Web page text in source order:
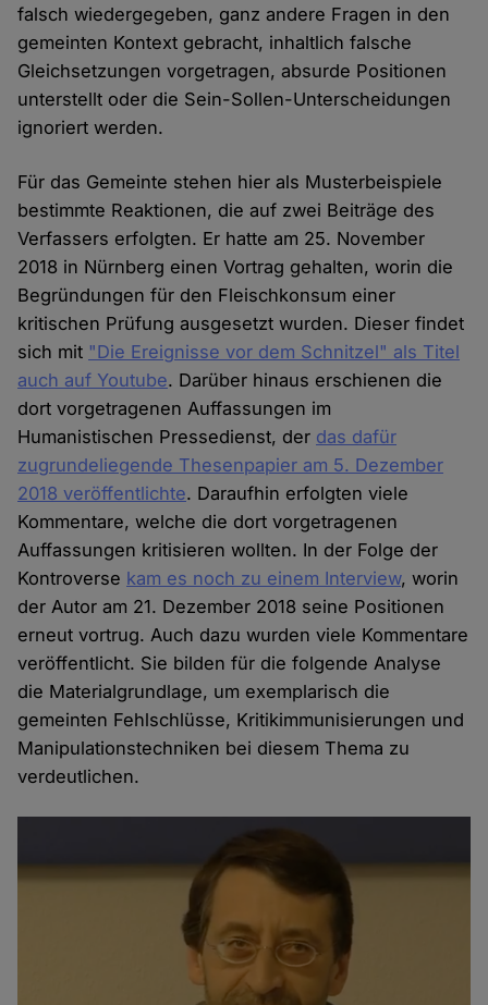
falsch wiedergegeben, ganz andere Fragen in den
gemeinten Kontext gebracht, inhaltlich falsche
Gleichsetzungen vorgetragen, absurde Positionen
unterstellt oder die Sein-Sollen-Unterscheidungen
ignoriert werden.
Für das Gemeinte stehen hier als Musterbeispiele
bestimmte Reaktionen, die auf zwei Beiträge des
Verfassers erfolgten. Er hatte am 25. November
2018 in Nürnberg einen Vortrag gehalten, worin die
Begründungen für den Fleischkonsum einer
kritischen Prüfung ausgesetzt wurden. Dieser findet
sich mit "Die Ereignisse vor dem Schnitzel" als Titel
auch auf Youtube. Darüber hinaus erschienen die
dort vorgetragenen Auffassungen im
Humanistischen Pressedienst, der das dafür
zugrundeliegende Thesenpapier am 5. Dezember
2018 veröffentlichte. Daraufhin erfolgten viele
Kommentare, welche die dort vorgetragenen
Auffassungen kritisieren wollten. In der Folge der
Kontroverse kam es noch zu einem Interview, worin
der Autor am 21. Dezember 2018 seine Positionen
erneut vortrug. Auch dazu wurden viele Kommentare
veröffentlicht. Sie bilden für die folgende Analyse
die Materialgrundlage, um exemplarisch die
gemeinten Fehlschlüsse, Kritikimmunisierungen und
Manipulationstechniken bei diesem Thema zu
verdeutlichen.